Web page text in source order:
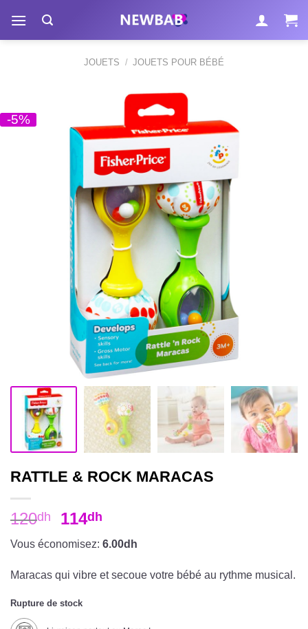
contenu
JOUETS / JOUETS POUR BÉBÉ
-5%
RATTLE & ROCK MARACAS
120dh 114dh
Vous économisez: 6.00dh
Maracas qui vibre et secoue votre bébé au rythme musical.
Rupture de stock